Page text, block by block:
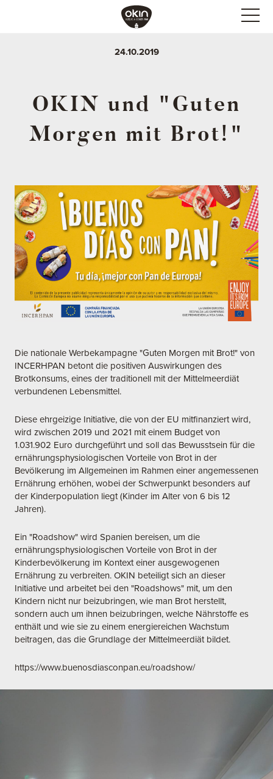
24.10.2019
OKIN und "Guten
Morgen mit Brot!"
Die nationale Werbekampagne "Guten Morgen mit Brot!" von
INCERHPAN betont die positiven Auswirkungen des
Brotkonsums, eines der traditionell mit der Mittelmeerdiät
verbundenen Lebensmittel.
Diese ehrgeizige Initiative, die von der EU mitfinanziert wird,
wird zwischen 2019 und 2021 mit einem Budget von
1.031.902 Euro durchgeführt und soll das Bewusstsein für die
ernährungsphysiologischen Vorteile von Brot in der
Bevölkerung im Allgemeinen im Rahmen einer angemessenen
Ernährung erhöhen, wobei der Schwerpunkt besonders auf
der Kinderpopulation liegt (Kinder im Alter von 6 bis 12
Jahren).
Ein "Roadshow" wird Spanien bereisen, um die
ernährungsphysiologischen Vorteile von Brot in der
Kinderbevölkerung im Kontext einer ausgewogenen
Ernährung zu verbreiten. OKIN beteiligt sich an dieser
Initiative und arbeitet bei den "Roadshows" mit, um den
Kindern nicht nur beizubringen, wie man Brot herstellt,
sondern auch um ihnen beizubringen, welche Nährstoffe es
enthält und wie sie zu einem energiereichen Wachstum
beitragen, das die Grundlage der Mittelmeerdiät bildet.
https://www.buenosdiasconpan.eu/roadshow/